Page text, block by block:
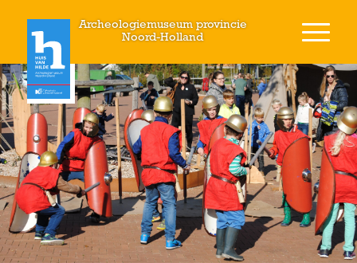
Archeologiemuseum provincie
Noord-Holland